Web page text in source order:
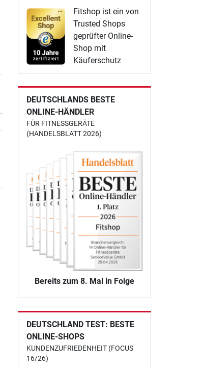
Fitshop ist ein von
Trusted Shops
geprüfter Online-
Shop mit
Käuferschutz
DEUTSCHLANDS BESTE
ONLINE-HÄNDLER
FÜR FITNESSGERÄTE
(HANDELSBLATT 2026)
Bereits zum 8. Mal in Folge
DEUTSCHLAND TEST: BESTE
ONLINE-SHOPS
KUNDENZUFRIEDENHEIT (FOCUS
16/26)